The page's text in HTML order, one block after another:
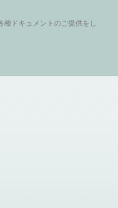
ドキュメントのご提供をし